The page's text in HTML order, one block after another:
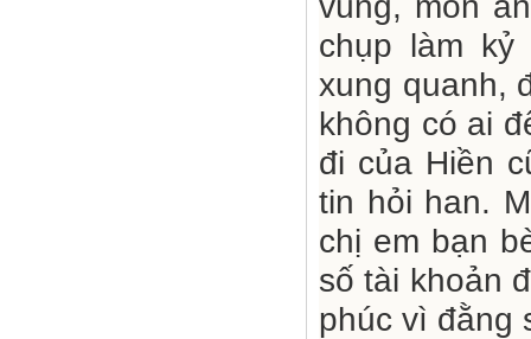
chụp làm
xung quanh,
không có ai
đi của Hiền
tin hỏi han.
chị em bạn
số tài khoản
phúc vì đằng